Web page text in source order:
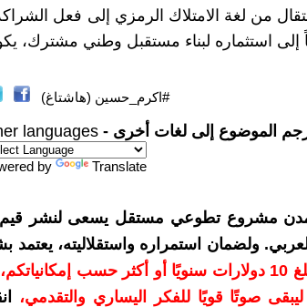
من لغة الامتلاك الرمزي إلى فعل
إلى استثماره لبناء مستقبل وطني مشترك،
#اكرم_حسين (هاشتاغ)
الموضوع إلى لغات أخرى - languages
by Translate
مشروع تطوعي مستقل يسعى لنشر قيم
ولضمان استمراره واستقلاليته،
بدعمكم بمبلغ 10 دولارات سنويًا أو أكثر حسب
صوتًا قويًا للفكر اليساري والتقدمي،